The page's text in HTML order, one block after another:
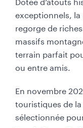
exceptionnels,
regorge de
massifs
terrain parfait
ou entre amis.
En novembre
touristiques de
sélectionnée